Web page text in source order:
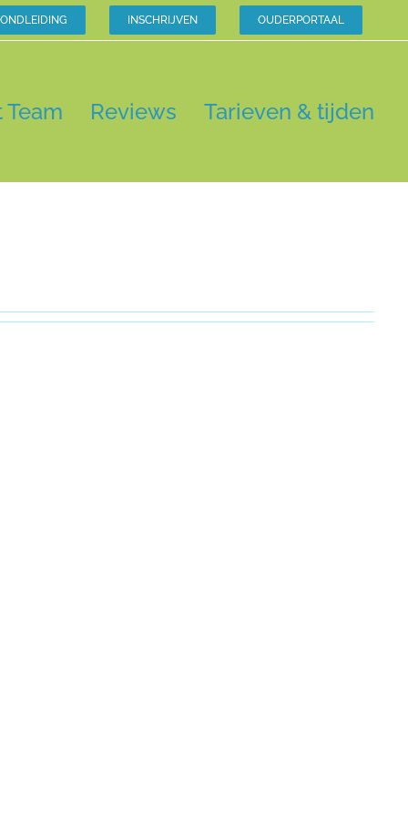
INSCHRIJVEN OUDERPORTAAL
Team Reviews Tarieven & tijden